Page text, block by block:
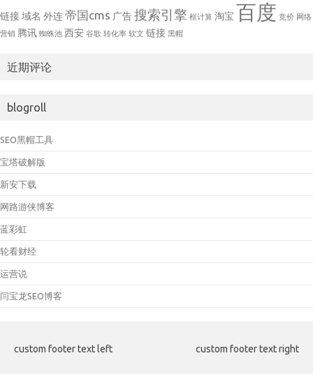
链接域名 外连帝国cms 广告搜索引擎 框计算 淘宝 百度 竞价 网络
营销 腾讯 蜘蛛池 西安 谷歌 转化率 软文 链接 黑帽
近期评论
blogroll
SEO黑帽工具
宝塔破解版
新安下载
网路游侠博客
蓝彩虹
轮看财经
运营说
闫宝龙SEO博客
custom footer text left custom footer text right